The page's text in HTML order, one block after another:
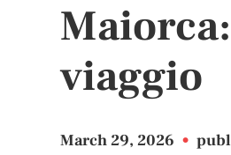
viaggio
March 29, 2026 •